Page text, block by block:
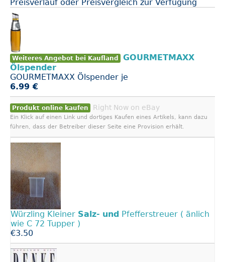
Preisverlauf oder Preisvergleich zur Verfügung
Weiteres Angebot bei Kaufland
GOURMETMAXX
Ölspender
GOURMETMAXX Ölspender je
6.99 €
Produkt online kaufen Right Now on eBay
Ein Klick auf einen Link und dortiges Kaufen eines Artikels, kann dazu
führen, dass der Betreiber dieser Seite eine Provision erhält.
Würzling Kleiner Salz- und Pfefferstreuer ( änlich
wie C 72 Tupper )
€3.50